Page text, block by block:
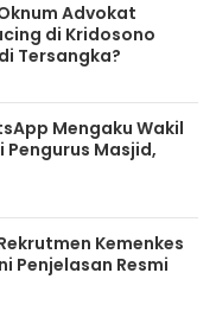
Advokat
di Kridosono
Tersangka?
Mengaku Wakil
Pengurus Masjid,
Kemenkes
Penjelasan Resmi